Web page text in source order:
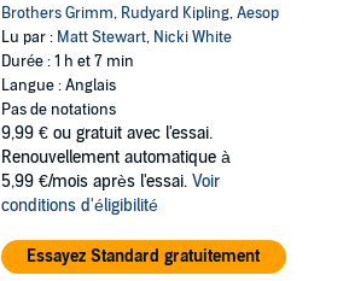
Brothers Grimm, Rudyard Kipling,Aesop
Lu par : Matt Stewart, Nicki White
Durée : 1 h et 7 min
Langue : Anglais
Pas de notations
9,99 € ou gratuit avec l'essai.
Renouvellement automatique à
5,99 €/mois après l'essai. Voir
conditions d'éligibilité
Essayez Standard gratuitement